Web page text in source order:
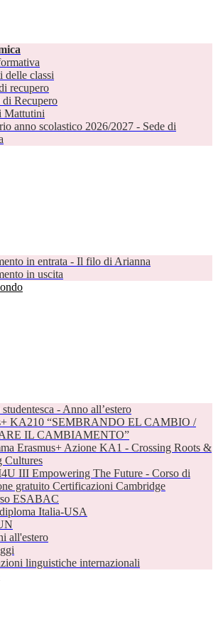
delle classi
recupero
Recupero
Mattutini
anno scolastico 2026/2027 - Sede di
in entrata - Il filo di Arianna
in uscita
- Anno all’estero
KA210 “SEMBRANDO EL CAMBIO /
IL CAMBIAMENTO”
Erasmus+ Azione KA1 - Crossing Roots &
Cultures
III Empowering The Future - Corso di
gratuito Certificazioni Cambridge
ESABAC
Italia-USA
all'estero
linguistiche internazionali